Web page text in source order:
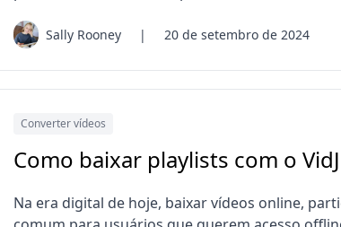
Sally Rooney | 20 de setembro de 2024
Converter vídeos
Como baixar playlists com o
Na era digital de hoje, baixar vídeos online,